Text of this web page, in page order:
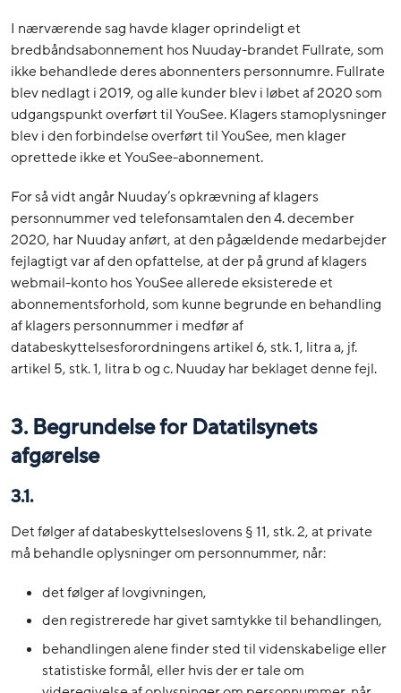
I nærværende sag havde klager oprindeligt et
bredbåndsabonnement hos Nuuday-brandet Fullrate, som
ikke behandlede deres abonnenters personnumre. Fullrate
blev nedlagt i 2019, og alle kunder blev i løbet af 2020 som
udgangspunkt overført til YouSee. Klagers stamoplysninger
blev i den forbindelse overført til YouSee, men klager
oprettede ikke et YouSee-abonnement.
For så vidt angår Nuuday’s opkrævning af klagers
personnummer ved telefonsamtalen den 4. december
2020, har Nuuday anført, at den pågældende medarbejder
fejlagtigt var af den opfattelse, at der på grund af klagers
webmail-konto hos YouSee allerede eksisterede et
abonnementsforhold, som kunne begrunde en behandling
af klagers personnummer i medfør af
databeskyttelsesforordningens artikel 6, stk. 1, litra a, jf.
artikel 5, stk. 1, litra b og c. Nuuday har beklaget denne fejl.
3. Begrundelse for Datatilsynets
afgørelse
3.1.
Det følger af databeskyttelseslovens § 11, stk. 2, at private
må behandle oplysninger om personnummer, når:
det følger af lovgivningen,
den registrerede har givet samtykke til behandlingen,
behandlingen alene finder sted til videnskabelige eller
statistiske formål, eller hvis der er tale om